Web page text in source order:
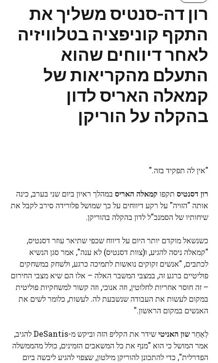
רון דה-סנטיס משליך את
התקף קוניפציה בטלוויזיה
לאחר דיווחים שהוא
התעלם מהקריאות של
קמאלה האריס לדון
בהקלה על הוריקן
"אין לה תפקיד בזה."
רון דסנטיס תקפו קמאלה האריס במהלך ראיון ביום שני בערב, כינה
אותה "הזויה" על רקע דיווחים על כך שמושל פלורידה סירב לקבל את
שיחותיו של הסמנכ"ל לדון בהקלה בהוריקן.
כשנשאל מוקדם יותר היום על דיווח שכפי שתיאר עוזר דסנטיס,
"קמאלה ניסה להגיע, ו(צוות דסנטיס) לא ענה", אמר סגן הנשיא
לכתבים, "אנשים זקוקים נואשות לתמיכה כרגע, ולשחק במשחקים
פוליטיים ברגע זה, במצבי המשבר האלה – אלו הם שיא מצבי החירום
– זה חוסר אחריות לחלוטין, וזה אנוכי, וזה קשור למשחקיות פוליטית
במקום לעשות את העבודה שנשבעת לה. לעשות, כלומר לשים את
האנשים במקום הראשון."
לְאַחַרשון האניטי
שידר את הקליפ הזה וביקש מ-DeSantis להגיב,
אמר המושל כי הוא "מנף את כל המשאבים הזמינים, כולל מהממשלה
הפדרלית", כדי להתכונן להוריקן מילטון, שצפוי להגיע ליבשה ביום